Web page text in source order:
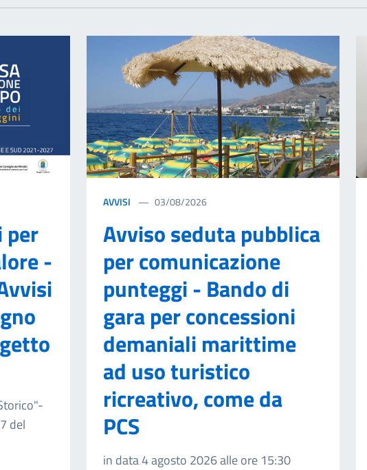
per
-
del
AVVISI 03/08/2026
Avviso seduta pubblica
per comunicazione
punteggi - Bando di
gara per concessioni
demaniali marittime
ad uso turistico
ricreativo, come da
PCS
in data 4 agosto 2026 alle ore 15:30